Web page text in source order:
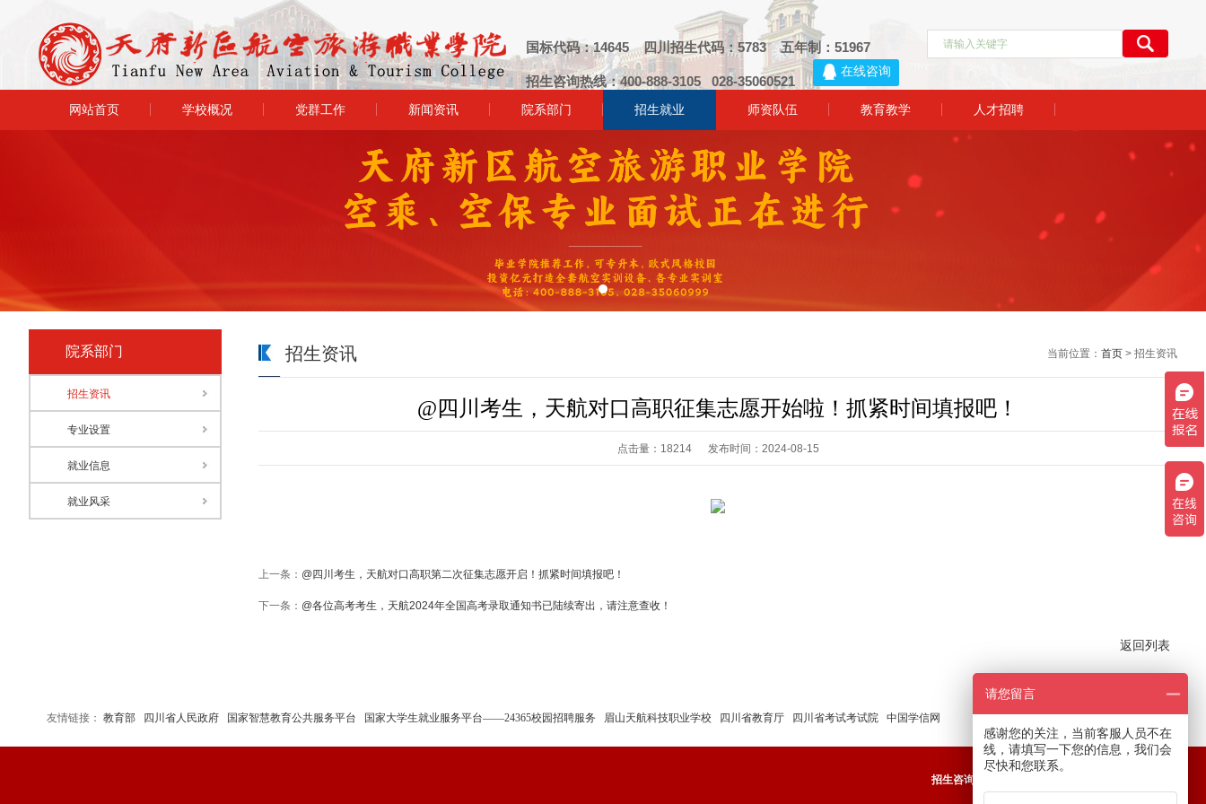
国标代码：14645 四川招生代码：5783 五年制：51967
招生咨询热线：400-888-3105 028-35060521
网站首页 学校概况 党群工作 新闻资讯 院系部门 招生就业 师资队伍 教育教学 人才招聘
院系部门
招生资讯
专业设置
就业信息
就业风采
招生资讯 当前位置： 首页 > 招生资讯
@四川考生，天航对口高职征集志愿开始啦！抓紧时间填报吧！
点击量：18214 发布时间：2024-08-15
上一条： @四川考生，天航对口高职第二次征集志愿开启！抓紧时间填报吧！
下一条： @各位高考考生，天航2024年全国高考录取通知书已陆续寄出，请注意查收！
返回列表
友情链接： 教育部 四川省人民政府 国家智慧教育公共服务平台 国家大学生就业服务平台——24365校园招聘服务 眉山天航科技职业学校 四川省教育厅 四川省考试考试院 中国学信网
招生咨询电话：
请您留言
感谢您的关注，当前客服人员不在
线，请填写一下您的信息，我们会
尽快和您联系。